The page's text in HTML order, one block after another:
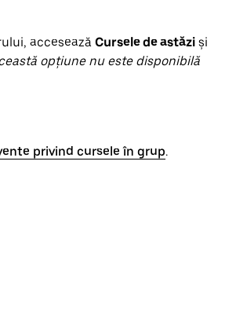
accesează Cursele de astăzi și
opțiune nu este disponibilă
privind cursele în grup.